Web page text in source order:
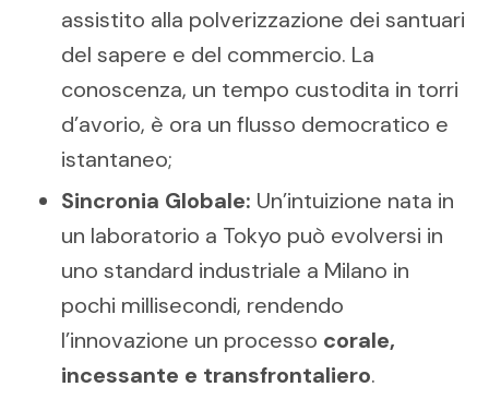
assistito alla polverizzazione dei santuari
del sapere e del commercio. La
conoscenza, un tempo custodita in torri
d’avorio, è ora un flusso democratico e
istantaneo;
Sincronia Globale: Un’intuizione nata in
un laboratorio a Tokyo può evolversi in
uno standard industriale a Milano in
pochi millisecondi, rendendo
l’innovazione un processo corale,
incessante e transfrontaliero.